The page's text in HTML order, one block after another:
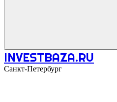
INVESTBAZA.RU
Санкт-Петербург